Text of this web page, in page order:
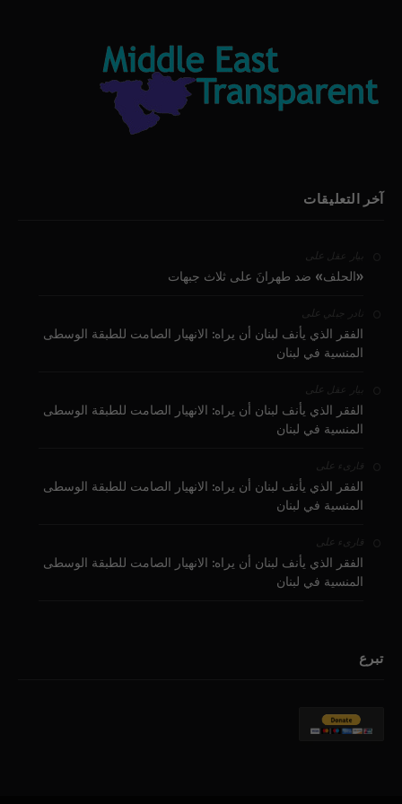
آخر التعليقات
بيار عقل على
«الحلف» ضد طهرانَ على ثلاث جبهات
نادر جبلي على
الفقر الذي يأنف لبنان أن يراه: الانهيار الصامت للطبقة الوسطى
المنسية في لبنان
بيار عقل على
الفقر الذي يأنف لبنان أن يراه: الانهيار الصامت للطبقة الوسطى
المنسية في لبنان
قارىء على
الفقر الذي يأنف لبنان أن يراه: الانهيار الصامت للطبقة الوسطى
المنسية في لبنان
قارىء على
الفقر الذي يأنف لبنان أن يراه: الانهيار الصامت للطبقة الوسطى
المنسية في لبنان
تبرع